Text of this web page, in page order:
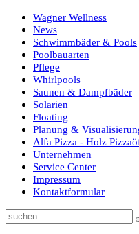
Wagner Wellness
News
Schwimmbäder & Pools
Poolbauarten
Pflege
Whirlpools
Saunen & Dampfbäder
Solarien
Floating
Planung &
Alfa Pizza - Holz
Unternehmen
Service Center
Impressum
Kontaktformular